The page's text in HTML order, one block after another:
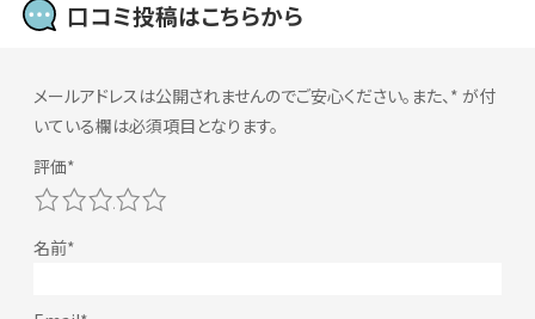
口コミ投稿はこちらから
メールアドレスは公開されませんのでご安心ください。また、 * が付
いている欄は必須項目となります。
5
4
3
2